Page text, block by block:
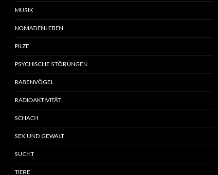
MUSIK
NOMADENLEBEN
PILZE
PSYCHISCHE STÖRUNGEN
RABENVÖGEL
RADIOAKTIVITÄT
SCHACH
SEX UND GEWALT
SUCHT
TIERE